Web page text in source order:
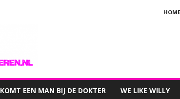
HOME
KOMT EEN MAN BIJ DE DOKTER WE LIKE WILLY